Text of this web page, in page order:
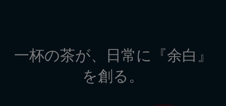
一杯の茶が、日常に『余白』
を創る。